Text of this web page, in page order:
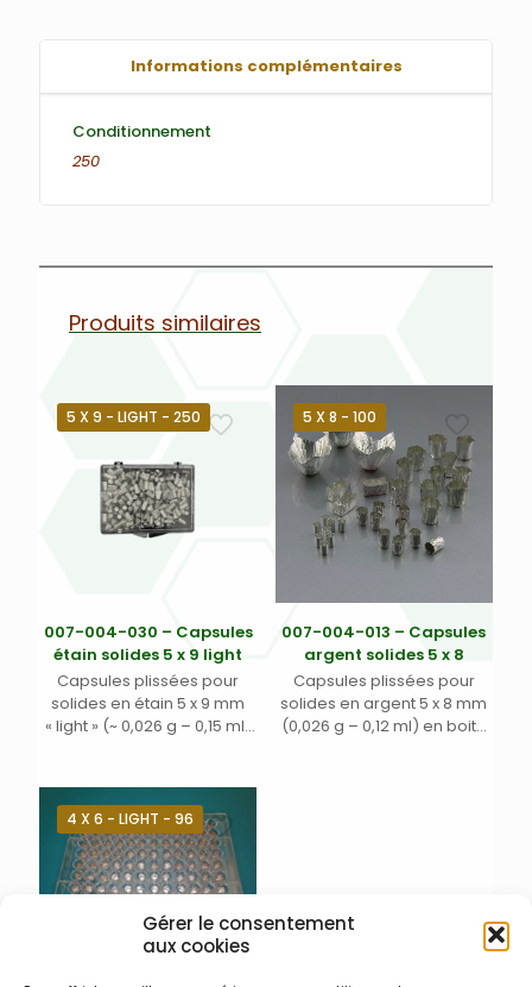
Gérer le consentement
aux cookies
Informations complémentaires
Conditionnement
250
Produits similaires
5 X 9 - LIGHT - 250
007-004-030 – Capsules
étain solides 5 x 9 light
Capsules plissées pour
solides en étain 5 x 9 mm
« light » (~ 0,026 g – 0,15 ml)
5 X 8 - 100
007-004-013 – Capsules
argent solides 5 x 8
Capsules plissées pour
solides en argent 5 x 8 mm
(0,026 g – 0,12 ml) en boite
4 X 6 - LIGHT - 96
007-004-022 – Capsules